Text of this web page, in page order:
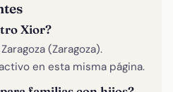
Xior?
(Zaragoza).
en esta misma página.